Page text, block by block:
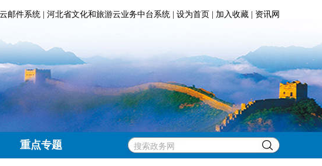
邮件系统 河北省文化和旅游云业务中台系统 设为首页 加入收藏 资讯网
重点专题